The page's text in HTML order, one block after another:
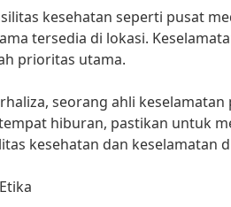
kesehatan seperti pusat
tersedia di lokasi.
prioritas utama.
seorang ahli keselamatan
hiburan, pastikan untuk
kesehatan dan keselamatan